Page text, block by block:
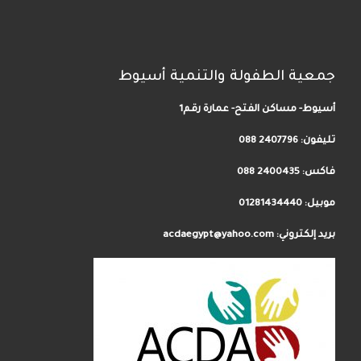
جمعية الطفولة والتنمية أسيوط
أسيوط- مساكن الفتح- عمارة رقم1
تليفون: 2407796 088
فاكس: 2400435 088
موبيل: 01281434440
بريد إلكتروني: acdaegypt@yahoo.com